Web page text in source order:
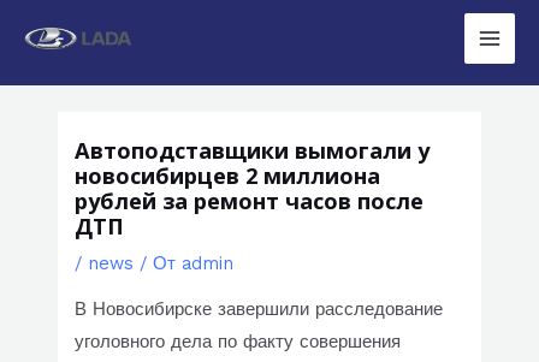
Main
Автоподставщики вымогали у
новосибирцев 2 миллиона
рублей за ремонт часов после
ДТП
/ news / От admin
В Новосибирске завершили расследование
уголовного дела по факту совершения